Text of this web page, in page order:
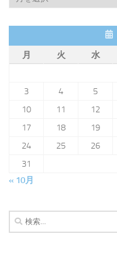
月
火 水
3
4 5
10
11 12
17
18 19
24
25 26
31
« 10月
検
索: